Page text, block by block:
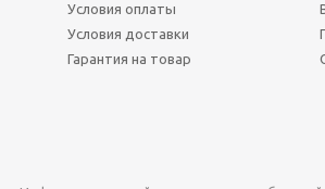
Условия оплаты
Условия доставки
Гарантия на товар